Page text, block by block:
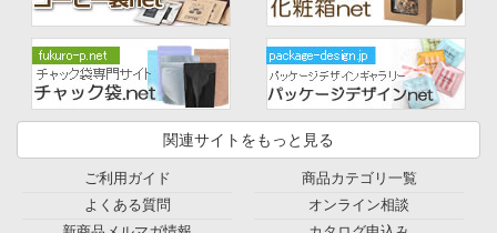
関連サイトをもっと見る
ご利用ガイド
よくある質問
商品カテゴリ一覧
オンライン相談